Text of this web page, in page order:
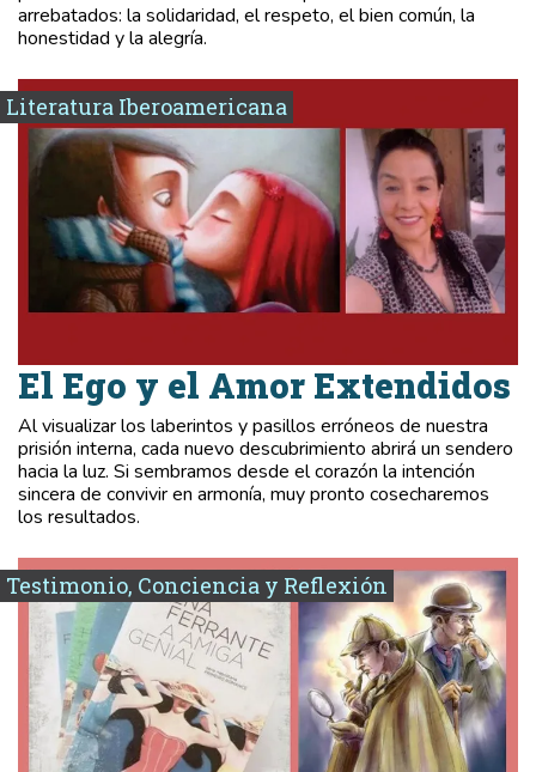
arrebatados: la solidaridad, el respeto, el bien común, la
honestidad y la alegría.
Literatura Iberoamericana
El Ego y el Amor Extendidos
Al visualizar los laberintos y pasillos erróneos de nuestra
prisión interna, cada nuevo descubrimiento abrirá un sendero
hacia la luz. Si sembramos desde el corazón la intención
sincera de convivir en armonía, muy pronto cosecharemos
los resultados.
Testimonio, Conciencia y Reflexión